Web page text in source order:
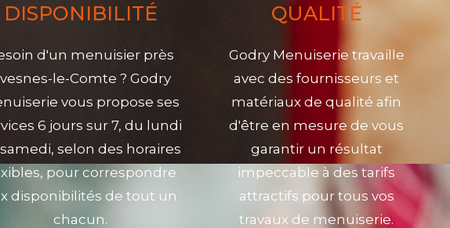
DISPONIBILITÉ
d'un menuisier près
le-Comte ? Godry
vous propose ses
6 jours sur 7, du lundi
selon des horaires
pour correspondre
disponibilités de tout un
chacun.
QUALITÉ
Godry Menuiserie travaille
avec des fournisseurs et
matériaux de qualité afin
d'être en mesure de vous
garantir un résultat
impeccable à des tarifs
attractifs pour tous vos
travaux de menuiserie.